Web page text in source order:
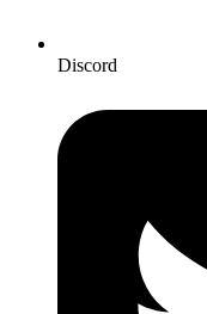
Discord